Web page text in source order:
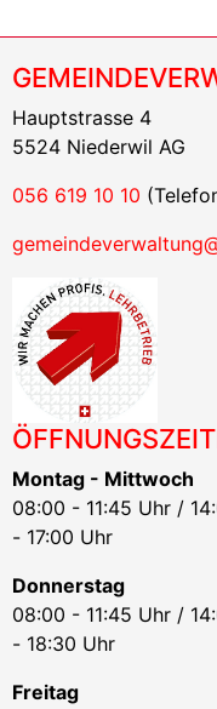
Hauptstrasse 4
5524 Niederwil AG
056 619 10 10
Montag - Mittwoch
08:00 - 11:45 Uhr /
- 17:00 Uhr
Donnerstag
08:00 - 11:45 Uhr /
- 18:30 Uhr
Freitag